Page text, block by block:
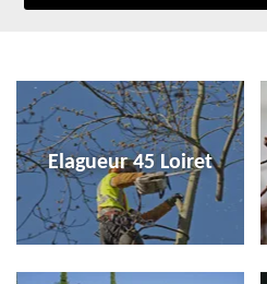
Elagueur 45 Loiret